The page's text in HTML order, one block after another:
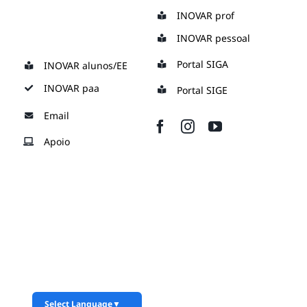
content
INOVAR prof
INOVAR pessoal
INOVAR alunos/EE
INOVAR paa
Portal SIGA
Portal SIGE
Email
Apoio
Select Language▼